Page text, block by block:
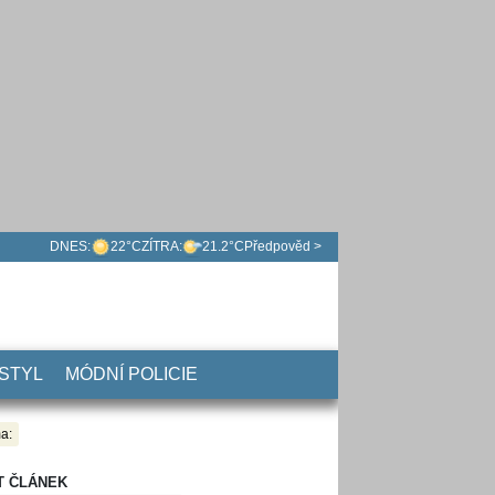
DNES: 22°CZÍTRA: 21.2°C Předpověd >
MÓDNÍ POLICIE
ČLÁNEK